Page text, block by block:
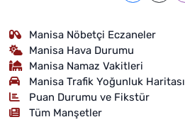
Manisa Nöbetçi Eczaneler
Manisa Hava Durumu
Manisa Namaz Vakitleri
Manisa Trafik Yoğunluk Haritası
Puan Durumu ve Fikstür
Tüm Manşetler